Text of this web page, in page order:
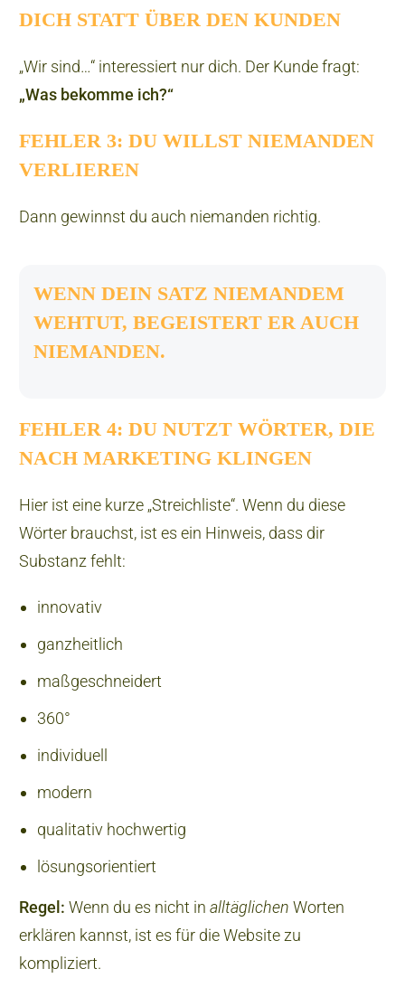
DICH STATT ÜBER DEN KUNDEN
„Wir sind…“ interessiert nur dich. Der Kunde fragt:
„Was bekomme ich?“
FEHLER 3: DU WILLST NIEMANDEN
VERLIEREN
Dann gewinnst du auch niemanden richtig.
WENN DEIN SATZ NIEMANDEM
WEHTUT, BEGEISTERT ER AUCH
NIEMANDEN.
FEHLER 4: DU NUTZT WÖRTER, DIE
NACH MARKETING KLINGEN
Hier ist eine kurze „Streichliste“. Wenn du diese
Wörter brauchst, ist es ein Hinweis, dass dir
Substanz fehlt:
innovativ
ganzheitlich
maßgeschneidert
360°
individuell
modern
qualitativ hochwertig
lösungsorientiert
Regel: Wenn du es nicht in alltäglichen Worten
erklären kannst, ist es für die Website zu
kompliziert.